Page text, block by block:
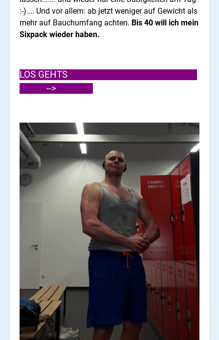
:-).... Und vor allem: ab jetzt weniger auf Gewicht als
mehr auf Bauchumfang achten. Bis 40 will ich mein
Sixpack wieder haben.
LOS GEHTS
-->